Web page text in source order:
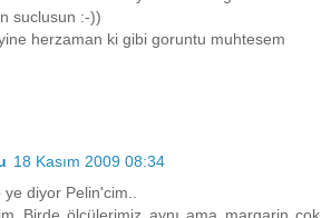
suclusun :-))
herzaman ki gibi goruntu muhtesem
18 Kasım 2009 08:34
diyor Pelin'cim..
ölçülerimiz aynı ama margarin çok